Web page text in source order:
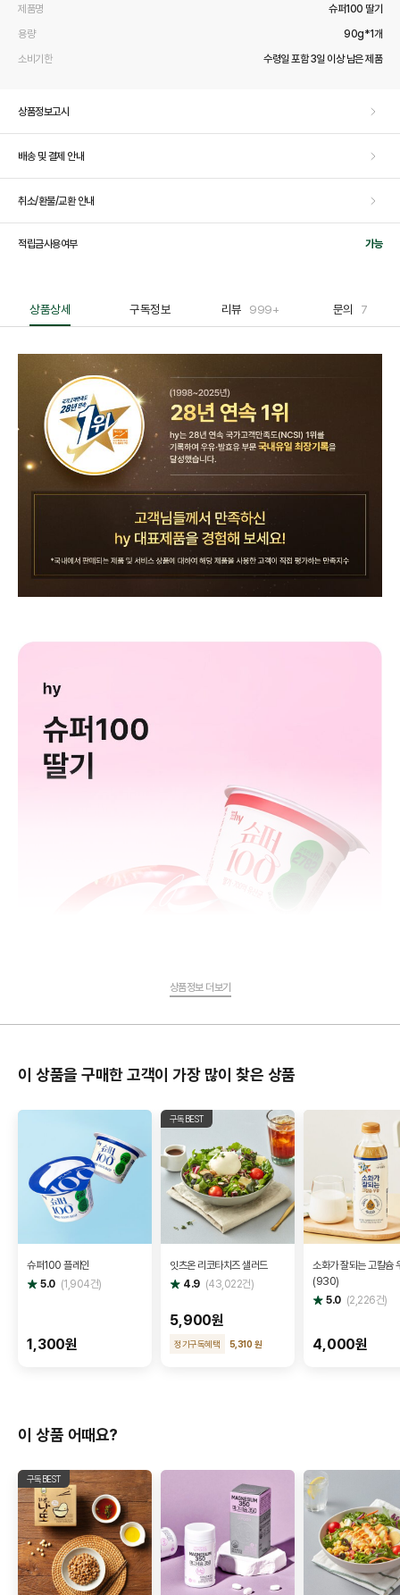
제품명
슈퍼100 딸기
용량
90g*1개
소비기한
수령일 포함 3일 이상 남은 제품
상품정보고시
배송 및 결제 안내
취소/환불/교환 안내
적립금사용여부 가능
상품상세 구독정보 리뷰 999+ 문의 7
상품정보 더보기
이 상품을 구매한 고객이 가장 많이 찾은 상품
슈퍼100 플레인
별
점
5.0 (1,904건)
1,300원
구독BEST
잇츠온 리코타치즈 샐러드
별
점
4.9 (43,022건)
5,900원
정기구독혜택 5,310 원
소화가 잘되는 고칼슘
(930)
별
점
5.0 (2,226건)
4,000원
이 상품 어때요?
구독BEST